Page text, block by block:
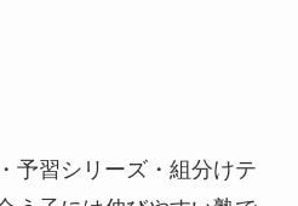
予習シリーズ・組分けテ